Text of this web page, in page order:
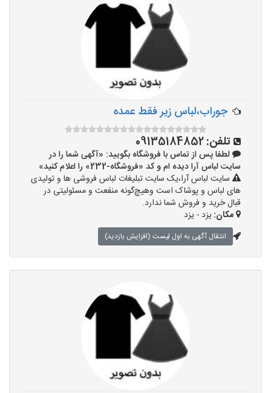
جوراب،لباس زیر فقط عمده
تلفن:09135184852
لطفا پس از تماس با فروشگاه بگویید: «آگهی شما را در
سایت لباس آرا دیده ام و کد «فروشگاه-232» را اعلام کنید»
سایت لباس آرا،یک سایت تبلیغات لباس فروشی ها و تولیدی
های لباس و پوشاک است وهیچ‌گونه منفعت و مسئولیتی در
قبال خرید و فروش شما ندارد.
مکان:یزد - یزد
انتقال آگهی به اول لیست (افزایش بازدید)